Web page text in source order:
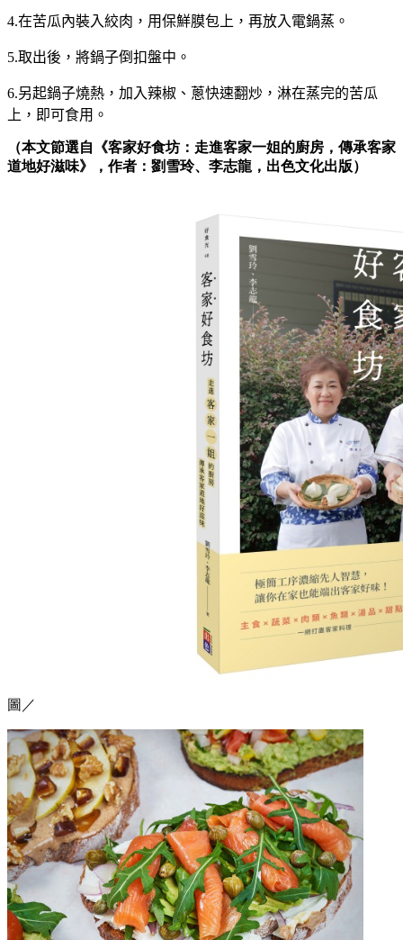
4.在苦瓜內裝入絞肉，用保鮮膜包上，再放入電鍋蒸。
5.取出後，將鍋子倒扣盤中。
6.另起鍋子燒熱，加入辣椒、蔥快速翻炒，淋在蒸完的苦瓜
上，即可食用。
（本文節選自《客家好食坊：走進客家一姐的廚房，傳承客家
道地好滋味》，作者：劉雪玲、李志龍，出色文化出版）
圖／